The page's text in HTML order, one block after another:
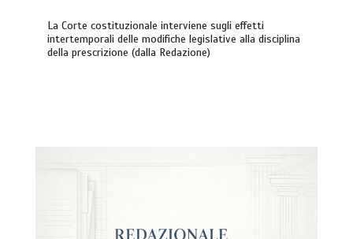
La Corte costituzionale interviene sugli effetti
intertemporali delle modifiche legislative alla disciplina
della prescrizione (dalla Redazione)